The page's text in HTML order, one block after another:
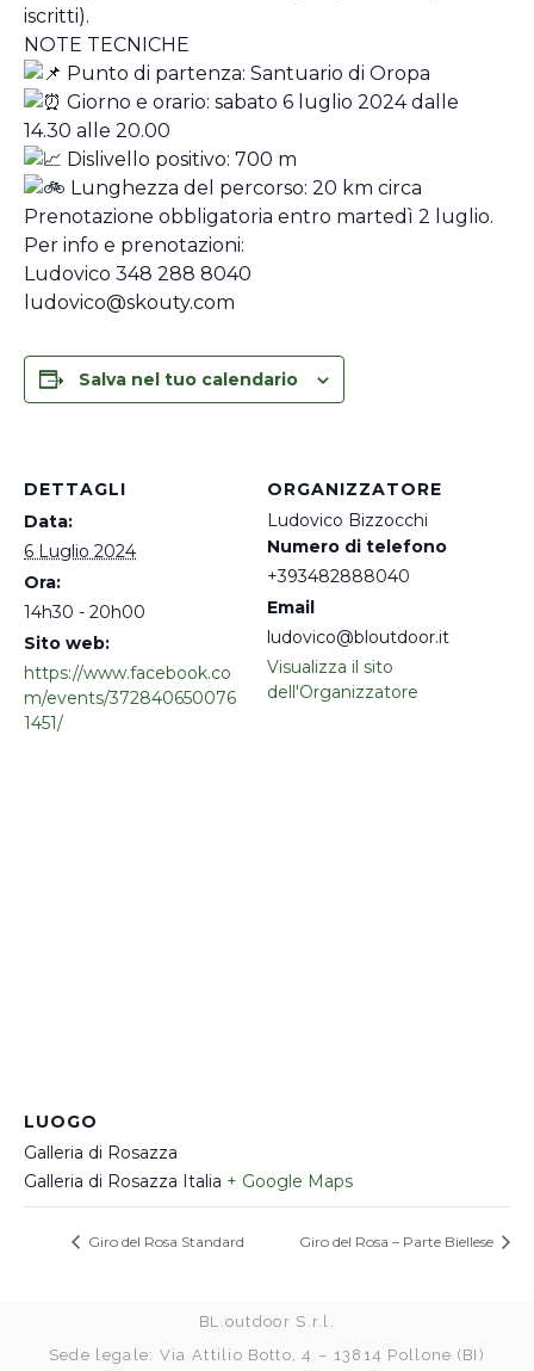
iscritti).
NOTE TECNICHE
Punto di partenza: Santuario di Oropa
Giorno e orario: sabato 6 luglio 2024 dalle
14.30 alle 20.00
Dislivello positivo: 700 m
Lunghezza del percorso: 20 km circa
Prenotazione obbligatoria entro martedì 2 luglio.
Per info e prenotazioni:
Ludovico 348 288 8040
ludovico@skouty.com
Salva nel tuo calendario
DETTAGLI
Data:
6 Luglio 2024
Ora:
14h30 - 20h00
Sito web:
https://www.facebook.co
m/events/372840650076
1451/
ORGANIZZATORE
Ludovico Bizzocchi
Numero di telefono
+393482888040
Email
ludovico@bloutdoor.it
Visualizza il sito
dell'Organizzatore
LUOGO
Galleria di Rosazza
Galleria di Rosazza Italia + Google Maps
Giro del Rosa Standard Giro del Rosa – Parte Biellese
BL.outdoor S.r.l.
Sede legale: Via Attilio Botto, 4 – 13814 Pollone (BI)